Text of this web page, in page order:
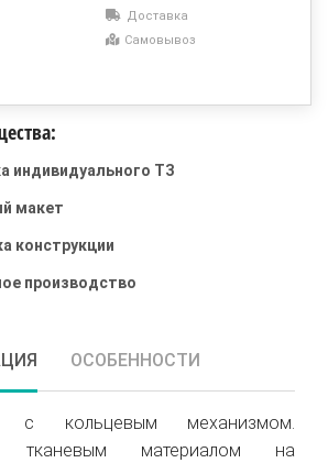
Доставка
Самовывоз
индивидуального ТЗ
макет
конструкции
производство
ОСОБЕННОСТИ
с кольцевым механизмом.
тканевым материалом на